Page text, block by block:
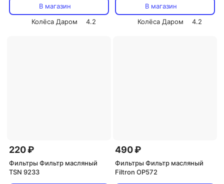
В магазин
Колёса Даром
4.2
В магазин
Колёса Даром
4.2
220 ₽
Фильтры Фильтр масляный
TSN 9233
490 ₽
Фильтры Фильтр масляный
Filtron OP572